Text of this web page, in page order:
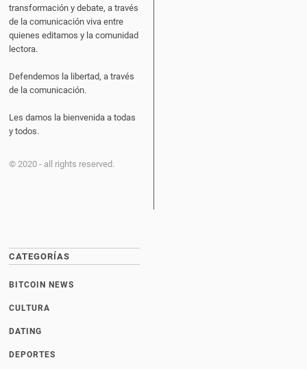
transformación y debate, a través
de la comunicación viva entre
quienes editamos y la comunidad
lectora.
Defendemos la libertad, a través
de la comunicación.
Les damos la bienvenida a todas
y todos.
© 2020 - all rights reserved.
CATEGORÍAS
BITCOIN NEWS
CULTURA
DATING
DEPORTES